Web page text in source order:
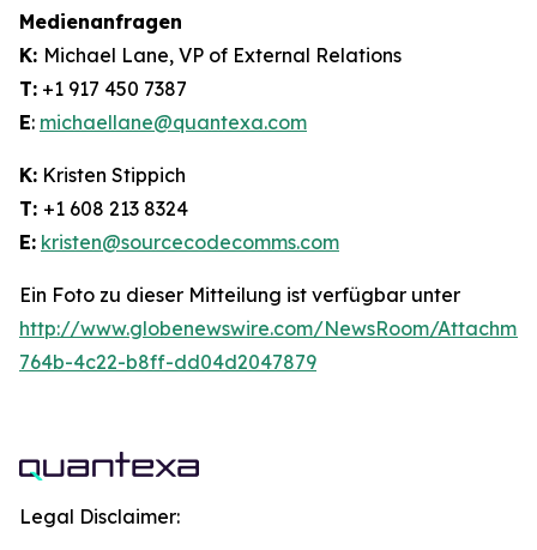
Medienanfragen
K: Michael Lane, VP of External Relations
T: +1 917 450 7387
E: michaellane@quantexa.com
K: Kristen Stippich
T: +1 608 213 8324
E: kristen@sourcecodecomms.com
Ein Foto zu dieser Mitteilung ist verfügbar unter
http://www.globenewswire.com/NewsRoom/
764b-4c22-b8ff-dd04d2047879
Legal Disclaimer: